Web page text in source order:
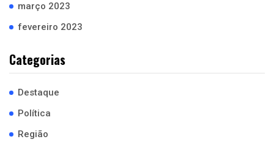
março 2023
fevereiro 2023
Categorias
Destaque
Política
Região